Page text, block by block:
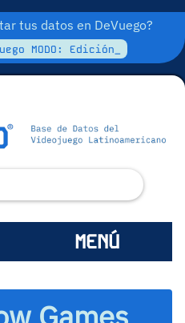
tus datos en DeVuego?
MODO: Edición_
MENÚ